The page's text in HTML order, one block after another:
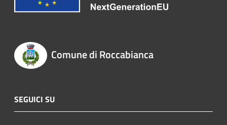
Comune di Roccabianca
SEGUICI SU